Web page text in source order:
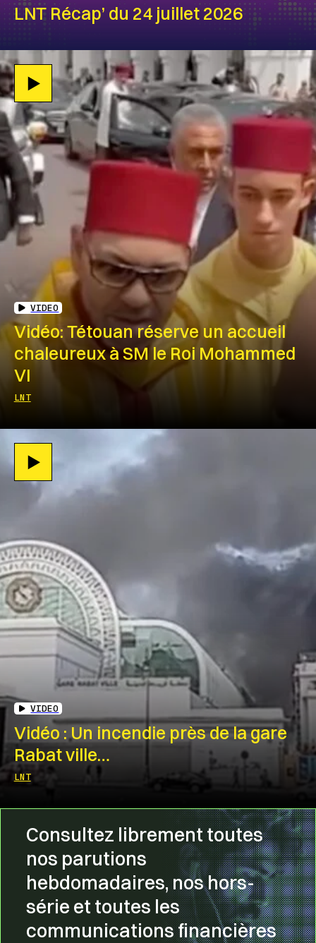
LNT Récap’ du 24 juillet 2026
VIDEO
Vidéo: Tétouan réserve un accueil
chaleureux à SM le Roi Mohammed
VI
LNT
VIDEO
Vidéo : Un incendie près de la gare
Rabat ville…
LNT
Consultez librement toutes
nos parutions
hebdomadaires, nos hors-
série et toutes les
communications financières